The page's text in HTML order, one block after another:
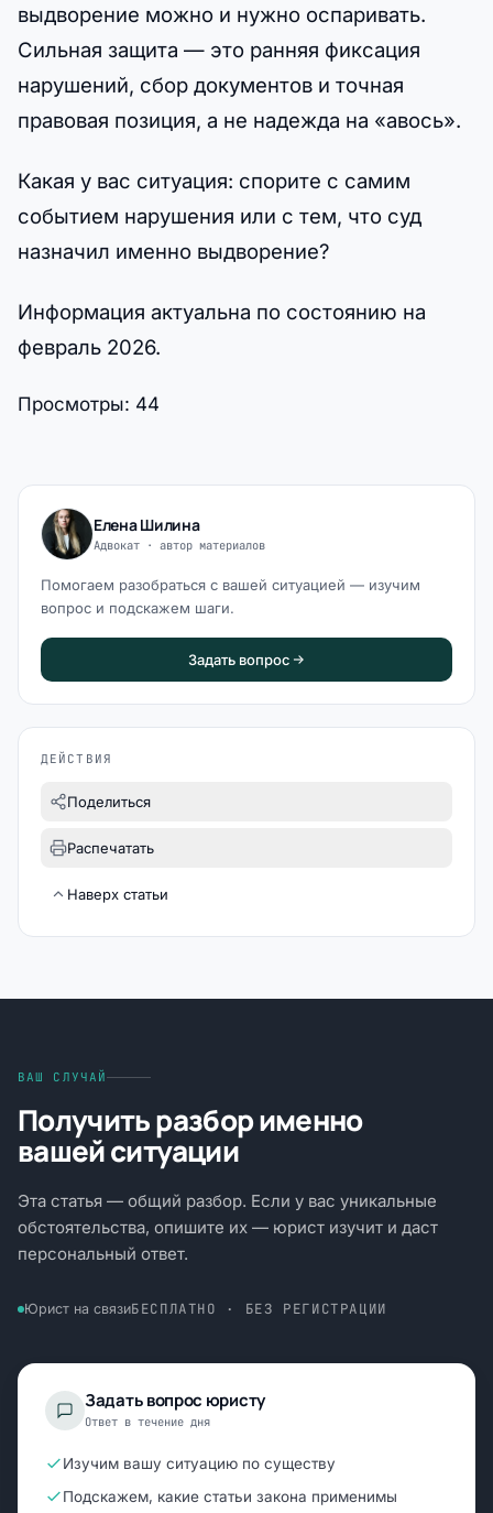
выдворение можно и нужно оспаривать.
Сильная защита — это ранняя фиксация
нарушений, сбор документов и точная
правовая позиция, а не надежда на «авось».
Какая у вас ситуация: спорите с самим
событием нарушения или с тем, что суд
назначил именно выдворение?
Информация актуальна по состоянию на
февраль 2026.
Просмотры: 44
Елена Шилина
Адвокат · автор материалов
Помогаем разобраться с вашей ситуацией — изучим
вопрос и подскажем шаги.
Задать вопрос
ДЕЙСТВИЯ
Поделиться
Распечатать
Наверх статьи
ВАШ СЛУЧАЙ
Получить разбор именно
вашей ситуации
Эта статья — общий разбор. Если у вас уникальные
обстоятельства, опишите их — юрист изучит и даст
персональный ответ.
Юрист на связиБЕСПЛАТНО · БЕЗ РЕГИСТРАЦИИ
Задать вопрос юристу
Ответ в течение дня
Изучим вашу ситуацию по существу
Подскажем, какие статьи закона применимы